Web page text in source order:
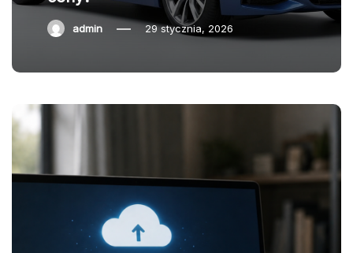
admin 29 stycznia, 2026